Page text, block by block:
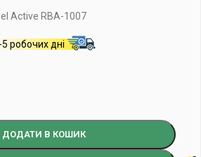
Active RBA-1007
робочих дні
ДОДАТИ В КОШИК